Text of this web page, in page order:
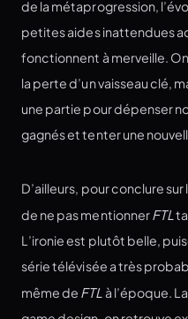
de la métaprogression,
petites aides inattendues
fonctionnent à merveille.
la perte d’un vaisseau clé,
une partie pour dépenser
gagnés et tenter une
D’ailleurs, pour conclure sur
de ne pas mentionnerFTL
L’ironie est plutôt belle,
série télévisée a très
même de FTL à l’époque.